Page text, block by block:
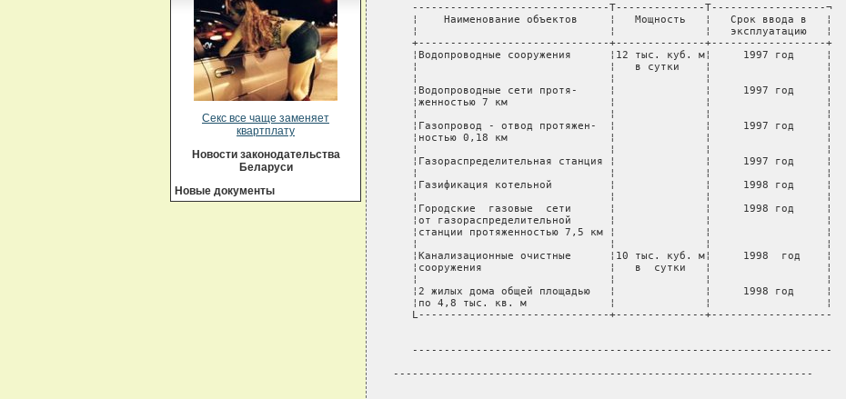
Секс все чаще заменяет
квартплату
Новости законодательства
Беларуси
Новые документы
   -------------------------------T--------------T------------------¬
   ¦    Наименование объектов     ¦   Мощность   ¦   Срок ввода в   ¦
   ¦                              ¦              ¦   эксплуатацию   ¦
   +------------------------------+--------------+------------------+
   ¦Водопроводные сооружения      ¦12 тыс. куб. м¦     1997 год     ¦
   ¦                              ¦   в сутки    ¦                  ¦
   ¦                              ¦              ¦                  ¦
   ¦Водопроводные сети протя-     ¦              ¦     1997 год     ¦
   ¦женностью 7 км                ¦              ¦                  ¦
   ¦                              ¦              ¦                  ¦
   ¦Газопровод - отвод протяжен-  ¦              ¦     1997 год     ¦
   ¦ностью 0,18 км                ¦              ¦                  ¦
   ¦                              ¦              ¦                  ¦
   ¦Газораспределительная станция ¦              ¦     1997 год     ¦
   ¦                              ¦              ¦                  ¦
   ¦Газификация котельной         ¦              ¦     1998 год     ¦
   ¦                              ¦              ¦                  ¦
   ¦Городские  газовые  сети      ¦              ¦     1998 год     ¦
   ¦от газораспределительной      ¦              ¦                  ¦
   ¦станции протяженностью 7,5 км ¦              ¦                  ¦
   ¦                              ¦              ¦                  ¦
   ¦Канализационные очистные      ¦10 тыс. куб. м¦     1998  год    ¦
   ¦сооружения                    ¦   в  сутки   ¦                  ¦
   ¦                              ¦              ¦                  ¦
   ¦2 жилых дома общей площадью   ¦              ¦     1998 год     ¦
   ¦по 4,8 тыс. кв. м             ¦              ¦                  ¦
   L------------------------------+--------------+-------------------
   ------------------------------------------------------------------